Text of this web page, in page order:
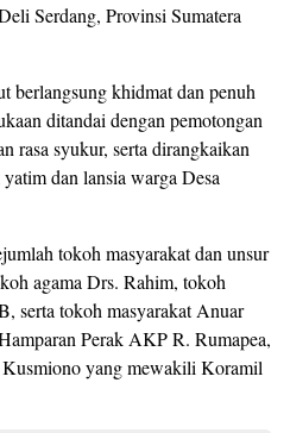
Serdang, Provinsi Sumatera
berlangsung khidmat dan penuh
ditandai dengan pemotongan
rasa syukur, serta dirangkaikan
dan lansia warga Desa
tokoh masyarakat dan unsur
agama Drs. Rahim, tokoh
serta tokoh masyarakat Anuar
Perak AKP R. Rumapea,
yang mewakili Koramil